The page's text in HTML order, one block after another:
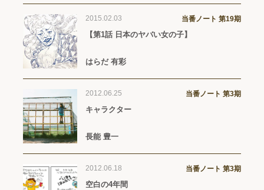
2015.02.03 当番ノート 第19期
【第1話 日本のヤバい女の子】
はらだ 有彩
2012.06.25 当番ノート 第3期
キャラクター
長能 豊一
2012.06.18 当番ノート 第3期
空白の4年間